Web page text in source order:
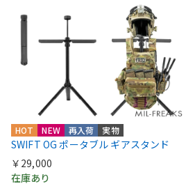
HOT NEW 再入荷 実物
SWIFT OG ポータブル ギアスタンド
￥29,000
在庫あり